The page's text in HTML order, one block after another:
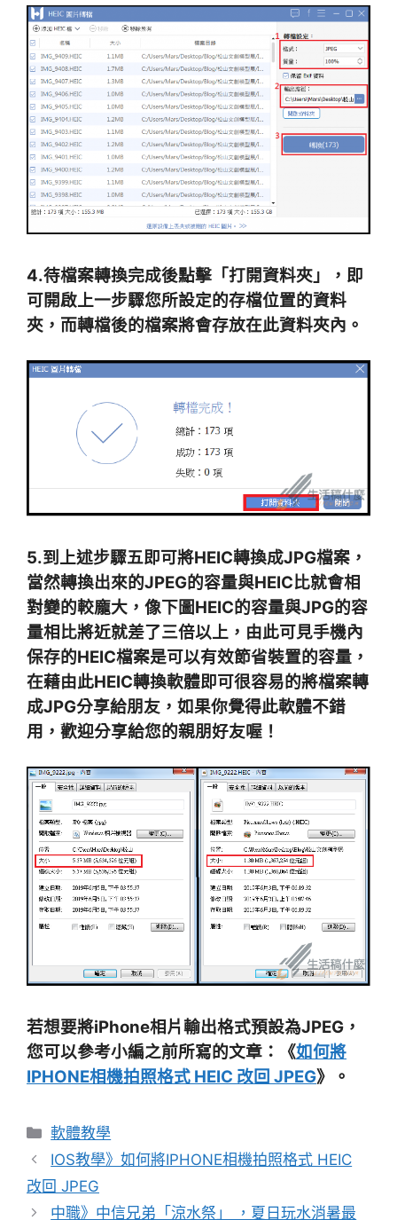
4.待檔案轉換完成後點擊「打開資料夾」，即
可開啟上一步驟您所設定的存檔位置的資料
夾，而轉檔後的檔案將會存放在此資料夾內。
5.到上述步驟五即可將HEIC轉換成JPG檔案，
當然轉換出來的JPEG的容量與HEIC比就會相
對變的較龐大，像下圖HEIC的容量與JPG的容
量相比將近就差了三倍以上，由此可見手機內
保存的HEIC檔案是可以有效節省裝置的容量，
在藉由此HEIC轉換軟體即可很容易的將檔案轉
成JPG分享給朋友，如果你覺得此軟體不錯
用，歡迎分享給您的親朋好友喔！
若想要將iPhone相片輸出格式預設為JPEG，
您可以參考小編之前所寫的文章：《如何將
IPHONE相機拍照格式 HEIC 改回 JPEG》。
分
類
軟體教學
IOS教學》如何將IPHONE相機拍照格式 HEIC
改回 JPEG
中職》中信兄弟「涼水祭」 ，夏日玩水消暑最